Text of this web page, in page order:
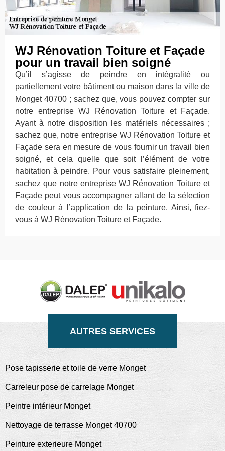
WJ Rénovation Toiture et Façade
pour un travail bien soigné
Qu’il s’agisse de peindre en intégralité ou
partiellement votre bâtiment ou maison dans la ville de
Monget 40700 ; sachez que, vous pouvez compter sur
notre entreprise WJ Rénovation Toiture et Façade.
Ayant à notre disposition les matériels nécessaires ;
sachez que, notre entreprise WJ Rénovation Toiture et
Façade sera en mesure de vous fournir un travail bien
soigné, et cela quelle que soit l’élément de votre
habitation à peindre. Pour vous satisfaire pleinement,
sachez que notre entreprise WJ Rénovation Toiture et
Façade peut vous accompagner allant de la sélection
de couleur à l’application de la peinture. Ainsi, fiez-
vous à WJ Rénovation Toiture et Façade.
AUTRES SERVICES
Pose tapisserie et toile de verre Monget
Carreleur pose de carrelage Monget
Peintre intérieur Monget
Nettoyage de terrasse Monget 40700
Peinture exterieure Monget